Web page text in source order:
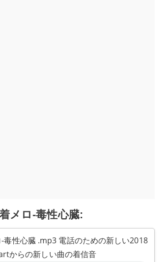
メロ-毒性心臓:
性心臓 .mp3 電話のための新しい2018
からの新しい曲の着信音